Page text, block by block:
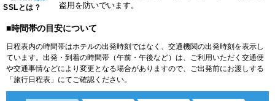
SSLとは？
盗用を防いでいます。
■時間帯の目安について
日程表内の時間帯はホテルの出発時刻ではなく、交通機関の出発時刻を表示し
ています。出発・到着の時間帯（午前・午後など）は、ご利用いただく交通便
や交通事情などにより変更となる場合がありますので、ご出発前にお渡しする
「旅行日程表」にてご確認ください。